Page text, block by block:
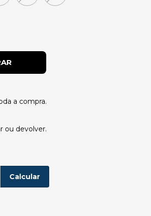
a compra.
ou devolver.
Calcular